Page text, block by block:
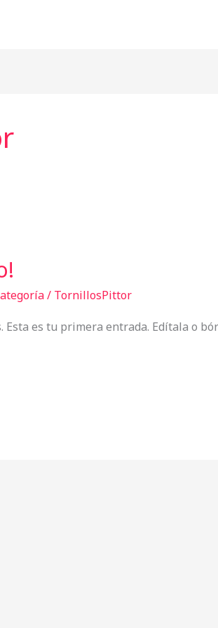
/ TornillosPittor
Esta es tu primera entrada. Edítala o